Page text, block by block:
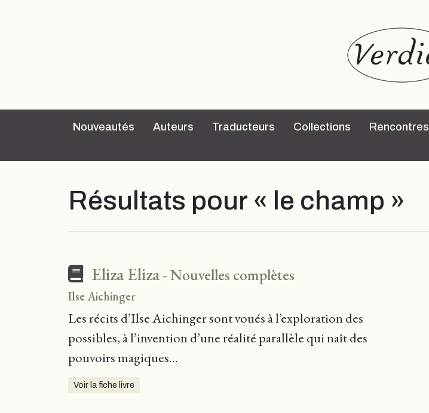
Nouveautés Auteurs Traducteurs Collections Rencontres
Résultats pour « le champ »
Eliza Eliza- Nouvelles complètes
Ilse Aichinger
Les récits d’Ilse Aichinger sont voués à l’exploration des
possibles, à l’invention d’une réalité parallèle qui naît des
pouvoirs magiques...
Voir la fiche livre